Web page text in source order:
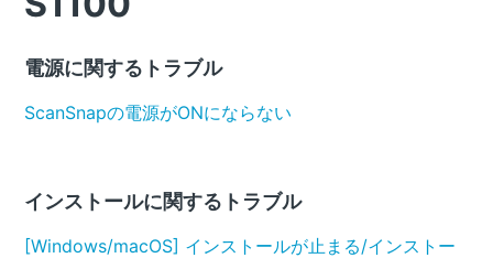
電源に関するトラブル
ScanSnapの電源がONにならない
インストールに関するトラブル
[Windows/macOS] インストールが止まる/インストー